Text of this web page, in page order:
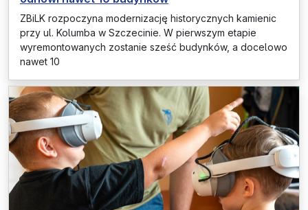
ZBiLK rozpoczyna modernizację historycznych kamienic
przy ul. Kolumba w Szczecinie. W pierwszym etapie
wyremontowanych zostanie sześć budynków, a docelowo
nawet 10